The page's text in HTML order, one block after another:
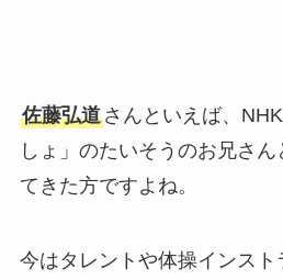
佐藤弘道さんといえば、
しょ」のたいそうのお兄さ
てきた方ですよね。
今はタレントや体操インス